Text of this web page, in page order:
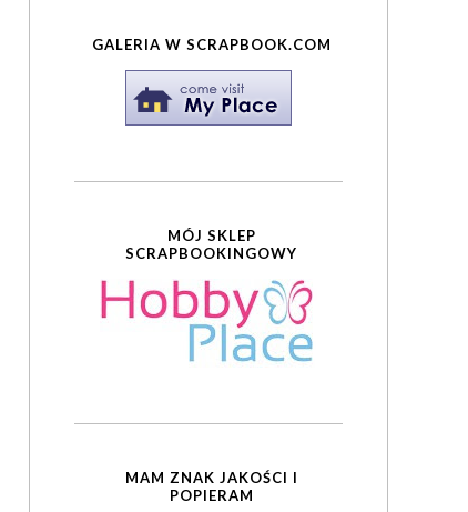
GALERIA W SCRAPBOOK.COM
MÓJ SKLEP
SCRAPBOOKINGOWY
MAM ZNAK JAKOŚCI I
POPIERAM